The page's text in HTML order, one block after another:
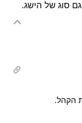
סוג של הישג.
הקהל.